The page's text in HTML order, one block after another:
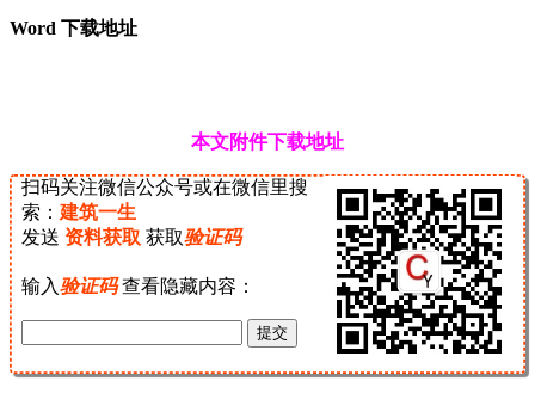
Word 下载地址
本文附件下载地址
扫码关注微信公众号或在微信里搜
索： 建筑一生
发送 资料获取 获取验证码
输入验证码查看隐藏内容：